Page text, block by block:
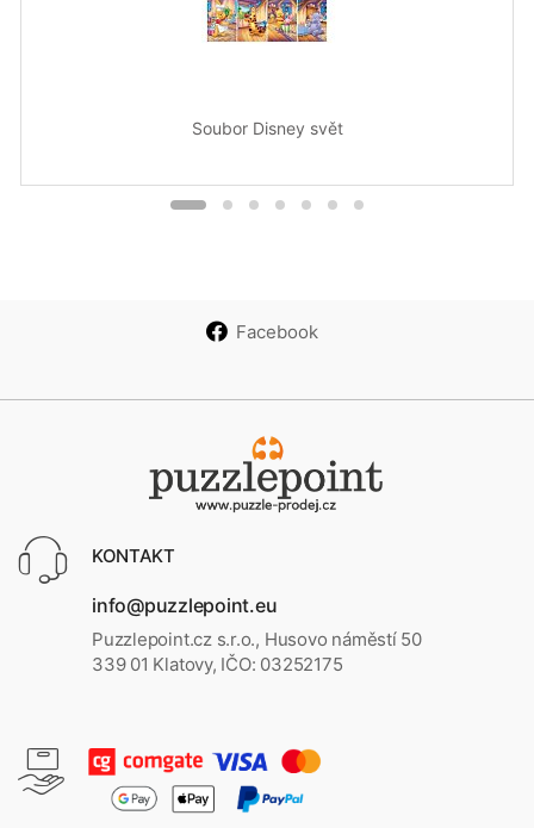
Soubor Disney svět
Facebook
KONTAKT
info@puzzlepoint.eu
Puzzlepoint.cz s.r.o., Husovo náměstí 50
339 01 Klatovy, IČO: 03252175